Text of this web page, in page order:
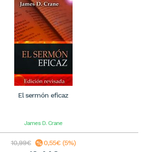
El sermón eficaz
James D. Crane
10,99€ 0,55€ (5%)